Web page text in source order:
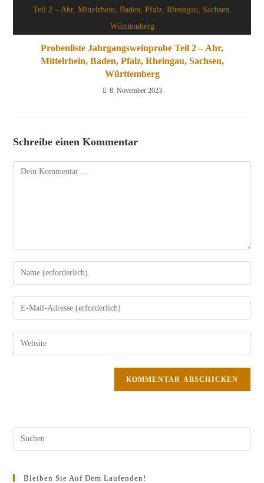
Probenliste Jahrgangsweinprobe Teil 2 – Ahr,
Mittelrhein, Baden, Pfalz, Rheingau, Sachsen,
Württemberg
8. November 2023
Schreibe einen Kommentar
Kommentar
Gib
deinen
oder
Benutzernamen
Gib
deine
Mail-
Gib
deine
Bleiben Sie Auf Dem Laufenden!